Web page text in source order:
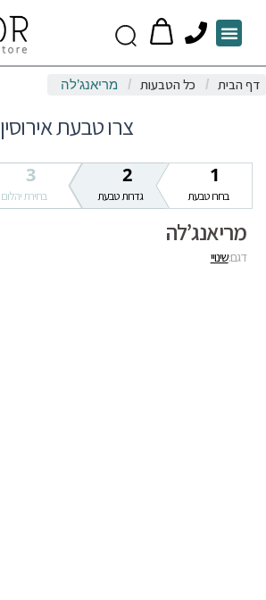
P
o
n
Menu
דף הבית / כל הטבעות / מריאנג’לה
צרו טבעת אירוסין
1
בחרו טבעת
2
גדרות טבעת
3
בחירת יהלום
מריאנג’לה
דגם:שינויי